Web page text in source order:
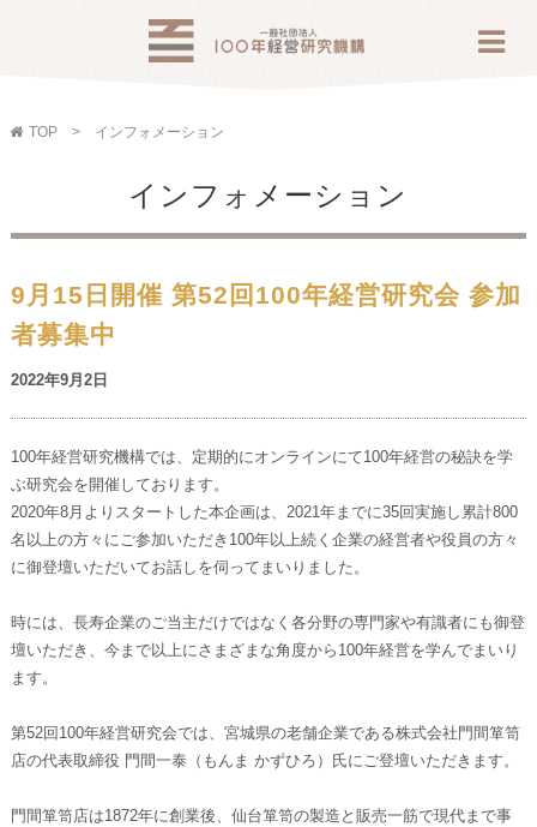
TOP インフォメーション
インフォメーション
9月15日開催 第52回100年経営研究会 参加
者募集中
2022年9月2日
100年経営研究機構では、定期的にオンラインにて100年経営の秘訣を学
ぶ研究会を開催しております。
2020年8月よりスタートした本企画は、2021年までに35回実施し累計800
名以上の方々にご参加いただき100年以上続く企業の経営者や役員の方々
に御登壇いただいてお話しを伺ってまいりました。
時には、長寿企業のご当主だけではなく各分野の専門家や有識者にも御登
壇いただき、今まで以上にさまざまな角度から100年経営を学んでまいり
ます。
第52回100年経営研究会では、宮城県の老舗企業である株式会社門間箪笥
店の代表取締役 門間一泰（もんま かずひろ）氏にご登壇いただきます。
門間箪笥店は1872年に創業後、仙台箪笥の製造と販売一筋で現代まで事